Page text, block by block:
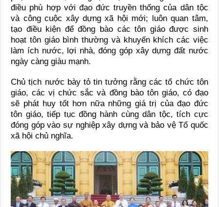
điều phù hợp với đạo đức truyền thống của dân tộc
và công cuộc xây dựng xã hội mới; luôn quan tâm,
tạo điều kiện để đồng bào các tôn giáo được sinh
hoạt tôn giáo bình thường và khuyến khích các việc
làm ích nước, lợi nhà, đóng góp xây dựng đất nước
ngày càng giàu mạnh.
Chủ tịch nước bày tỏ tin tưởng rằng các tổ chức tôn
giáo, các vị chức sắc và đồng bào tôn giáo, có đạo
sẽ phát huy tốt hơn nữa những giá trị của đạo đức
tôn giáo, tiếp tục đồng hành cùng dân tộc, tích cực
đóng góp vào sự nghiệp xây dựng và bảo vệ Tổ quốc
xã hội chủ nghĩa.